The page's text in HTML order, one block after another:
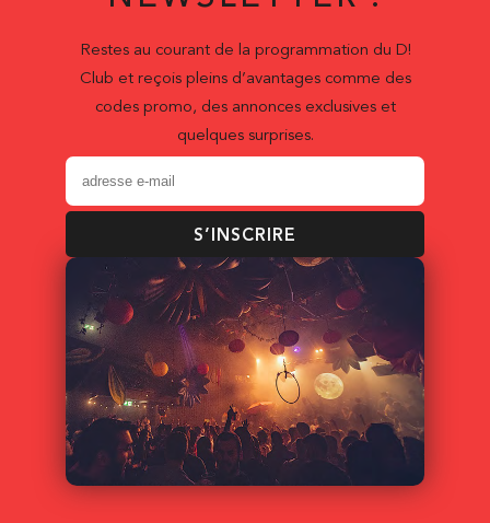
Restes au courant de la programmation du D!
Club et reçois pleins d’avantages comme des
codes promo, des annonces exclusives et
quelques surprises.
S’INSCRIRE